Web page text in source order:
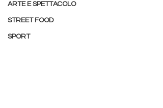
ARTE E SPETTACOLO
STREET FOOD
SPORT